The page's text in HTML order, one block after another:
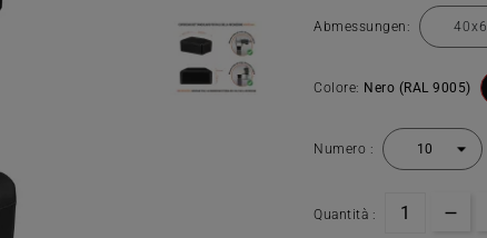
Abmessungen:
Colore: Nero (RAL 9005)
Numero :
Quantità :